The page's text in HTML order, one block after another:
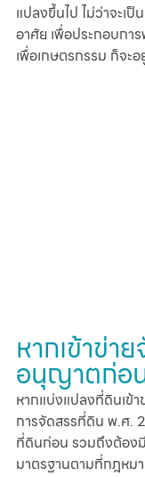
แปลงขึ้นไป ไม่ว่าจะเ
อาศัย เพื่อประกอบกา
เพื่อเกษตรกรรม ก็จะ
หากเข้าข่า
อนุญาตก่อ
หากแบ่งแปลงที่ดินเข้
การจัดสรรที่ดิน พ.ศ.
ที่ดินก่อน รวมถึงต้อง
มาตรฐานตามที่กฎหม